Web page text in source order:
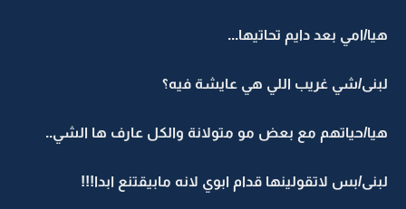
هيا/امي بعد دايم تحاتيها...
لبنى/شي غريب اللي هي عايشة فيه؟
هيا/حياتهم مع بعض مو متولانة والكل عارف ها الشي..
لبنى/بس لاتقولينها قدام ابوي لانه مابيقتنع ابدا!!!